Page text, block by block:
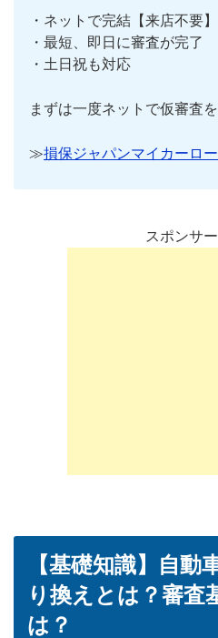
・ネットで完結【来店不要】
・最短、即日に審査が完了
・土日祝も対応
まずは一度ネットで仮審査
≫損保ジャパンマイカーロ
スポンサ
【基礎知識】自動
り換えとは？審査
は？